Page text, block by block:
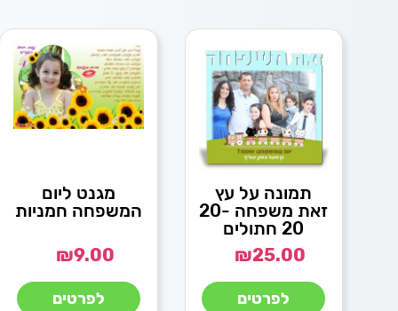
תמונה על עץ
זאת משפחה 20-
20 חתולים
₪25.00
לפרטים
מגנט ליום
המשפחה חמניות
₪9.00
לפרטים